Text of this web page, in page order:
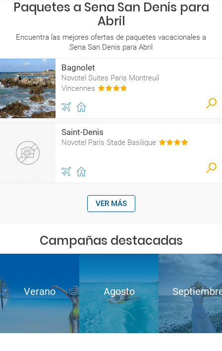
Paquetes a Sena San Denis para
Abril
Encuentra las mejores ofertas de paquetes vacacionales a
Sena San Denis para Abril
Bagnolet
Novotel Suites Paris Montreuil
Vincennes
Saint-Denis
Novotel Paris Stade Basilique
VER MÁS
Campañas destacadas
Verano Agosto